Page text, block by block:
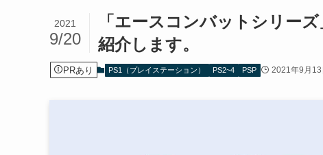
「エースコンバットシリー
紹介します。
2021
9/20
PRあり PS1（プレイステーション） PS2~4 PSP 2021年9月13